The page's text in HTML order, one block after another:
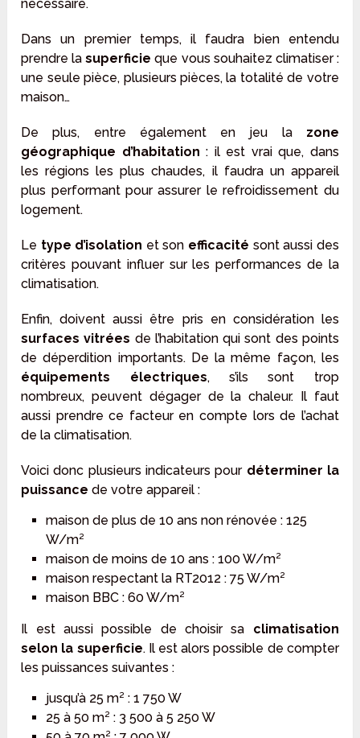
nécessaire.
Dans un premier temps, il faudra bien entendu
prendre lasuperficieque vous souhaitez climatiser :
une seule pièce, plusieurs pièces, la totalité de votre
maison…
De plus, entre également en jeu la zone
géographique d’habitation : il est vrai que, dans
les régions les plus chaudes, il faudra un appareil
plus performant pour assurer le refroidissement du
logement.
Le type d’isolation et son efficacité sont aussi des
critères pouvant influer sur les performances de la
climatisation.
Enfin, doivent aussi être pris en considération les
surfaces vitrées de l’habitation qui sont des points
de déperdition importants. De la même façon, les
équipements électriques, s’ils sont trop
nombreux, peuvent dégager de la chaleur. Il faut
aussi prendre ce facteur en compte lors de l’achat
de la climatisation.
Voici donc plusieurs indicateurs pour déterminer la
puissance de votre appareil :
maison de plus de 10 ans non rénovée : 125
W/m²
maison de moins de 10 ans : 100 W/m²
maison respectant la RT2012 : 75 W/m²
maison BBC : 60 W/m²
Il est aussi possible de choisir sa climatisation
selon la superficie. Il est alors possible de compter
les puissances suivantes :
jusqu’à 25 m² : 1 750 W
25 à 50 m² : 3 500 à 5 250 W